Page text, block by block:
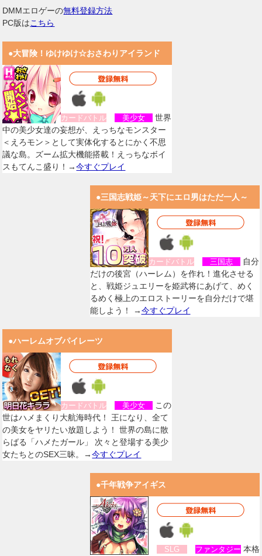
DMMエロゲーの無料登録方法
PC版はこちら
●大冒険！ゆけゆけ☆おさわりアイランド
カードバトル 美少女
世界
中の美少女達の妄想が、えっちなモンスター
＜えろモン＞として実体化するとにかく不思
議な島。ズーム拡大機能搭載！えっちなボイ
スもてんこ盛り！→今すぐプレイ
●三国志戦姫～天下にエロ男はただ一人～
カードバトル 三国志
自分
だけの後宮（ハーレム）を作れ！進化させる
と、戦姫ジュエリーを姫武将にあげて、めく
るめく極上のエロストーリーを自分だけで堪
能しよう！ →今すぐプレイ
●ハーレムオブパイレーツ
カードバトル 美少女
この
世はハメまくり大航海時代！ 王になり、全て
の美女をヤリたい放題しよう！ 世界の島に散
らばる「ハメたガール」 次々と登場する美少
女たちとのSEX三昧。→今すぐプレイ
●千年戦争アイギス
SLG ファンタジー 本格